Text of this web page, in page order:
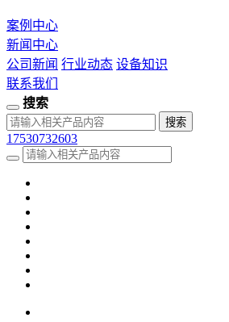
案例中心
新闻中心
公司新闻 行业动态 设备知识
联系我们
搜索
17530732603